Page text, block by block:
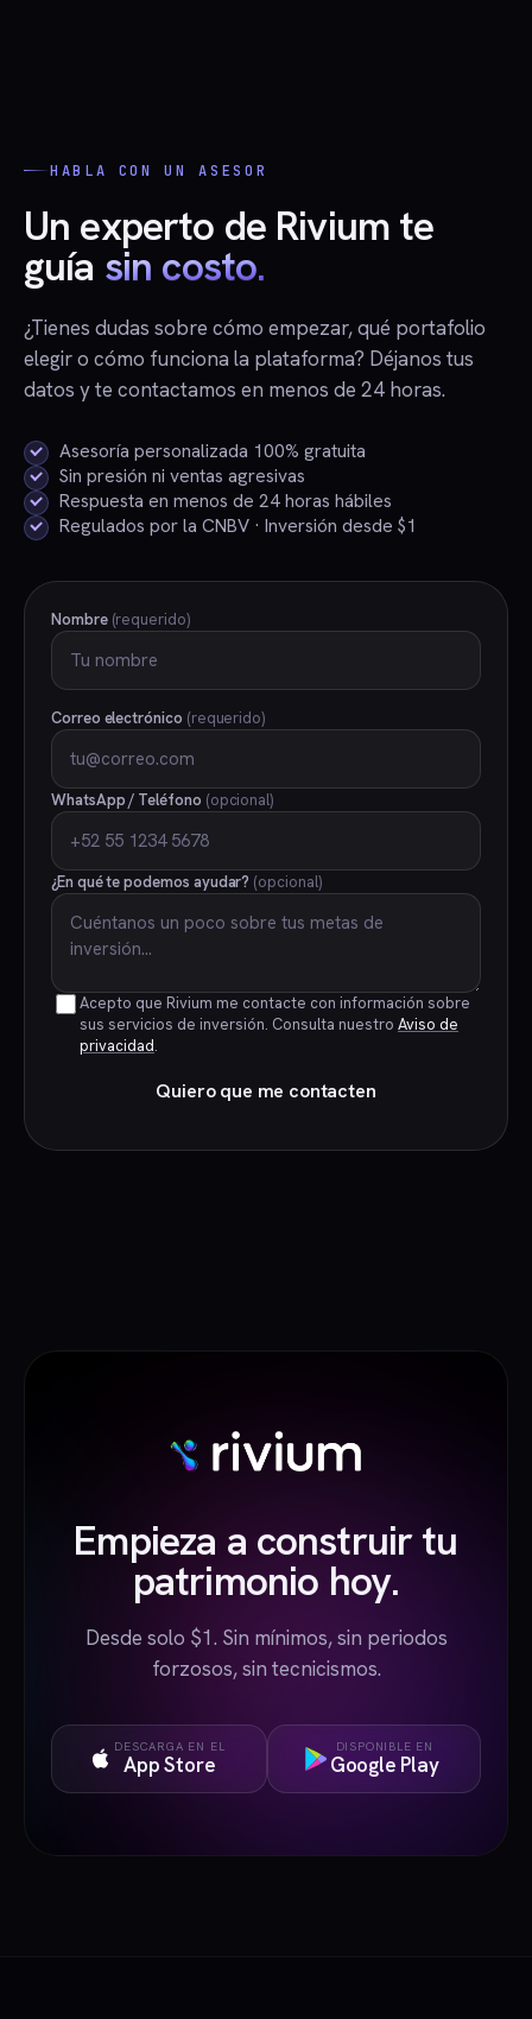
las personas mostradas.
HABLA CON UN ASESOR
Un experto de Rivium te
guía sin costo.
¿Tienes dudas sobre cómo empezar, qué portafolio
elegir o cómo funciona la plataforma? Déjanos tus
datos y te contactamos en menos de 24 horas.
Asesoría personalizada 100% gratuita
Sin presión ni ventas agresivas
Respuesta en menos de 24 horas hábiles
Regulados por la CNBV · Inversión desde $1
Nombre (requerido)
Correo electrónico (requerido)
WhatsApp / Teléfono (opcional)
¿En qué te podemos ayudar? (opcional)
Acepto que Rivium me contacte con información sobre
sus servicios de inversión. Consulta nuestro Aviso de
privacidad.
Quiero que me contacten
Empieza a construir tu
patrimonio hoy.
Desde solo $1. Sin mínimos, sin periodos
forzosos, sin tecnicismos.
DESCARGA EN EL
App Store
DISPONIBLE EN
Google Play